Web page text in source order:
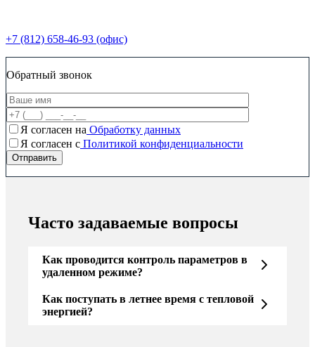
+7 (812) 658-46-93 (офис)
Обратный звонок
Я согласен на Обработку данных
Я согласен c Политикой конфиденциальности
Часто задаваемые вопросы
Как проводится контроль параметров в
удаленном режиме?
Как поступать в летнее время с тепловой
энергией?